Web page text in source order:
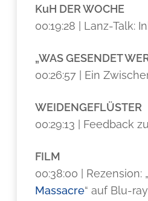
KuH DER WOCHE
00:19:28 | Lanz-Talk:
„WAS GESENDET
00:26:57 | Ein
WEIDENGEFLÜSTER
00:29:13 | Feedback
FILM
00:38:00 | Rezension:
Massacre“ auf Blu-ray